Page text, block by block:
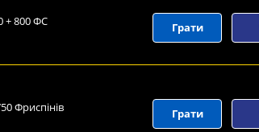
+ 800 ФС Грати
Фриспінів Грати